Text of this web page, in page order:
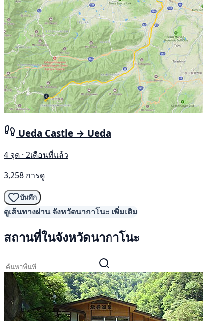
Ueda Castle → Ueda
4 จุด · 2เดือนที่แล้ว
3,258 การดู
บันทึก
ดูเส้นทางผ่าน จังหวัดนากาโนะ เพิ่มเติม
สถานที่ในจังหวัดนากาโนะ